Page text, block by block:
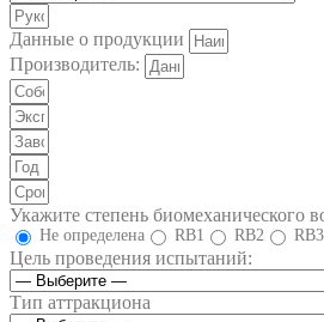
Данные о продукции
Производитель:
Укажите степень биомеханического
Не определена RB1 RB2 RB3
Цель проведения испытаний:
Тип аттракциона